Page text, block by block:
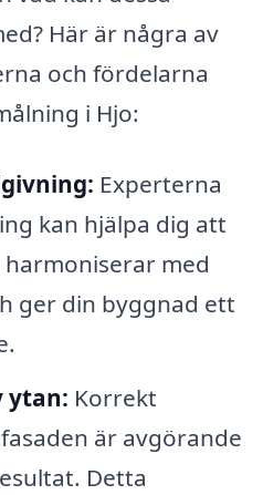
Här är några av
och fördelarna
i Hjo:
Experterna
kan hjälpa dig att
med
ger din byggnad ett
ytan: Korrekt
är avgörande
Detta